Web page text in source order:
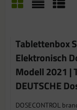
Tablettenbox
Elektronisch
Modell 2021 |
DEUTSCHE
DOSECONTROL